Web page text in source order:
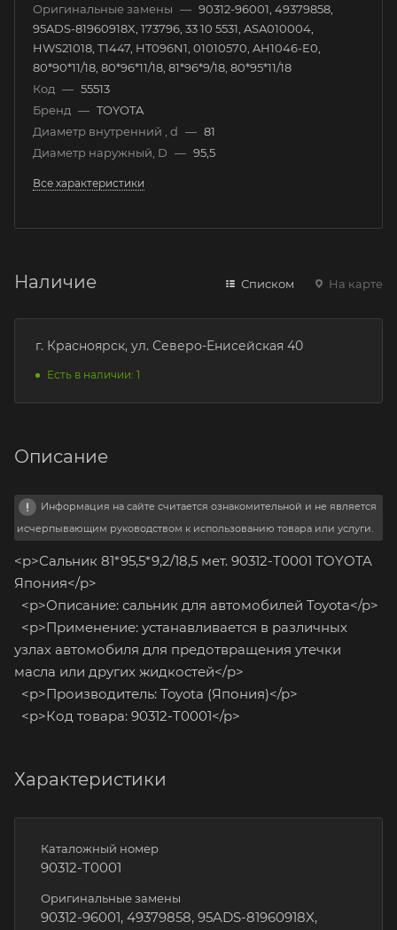
Оригинальные замены — 90312-96001, 49379858,
95ADS-81960918X, 173796, 33 10 5531, ASA010004,
HWS21018, T1447, HT096N1, 01010570, AH1046-E0,
80*90*11/18, 80*96*11/18, 81*96*9/18, 80*95*11/18
Код — 55513
Бренд — TOYOTA
Диаметр внутренний , d — 81
Диаметр наружный, D — 95,5
Все характеристики
Наличие Списком На карте
г. Красноярск, ул. Северо-Енисейская 40
Есть в наличии: 1
Описание
Информация на сайте считается ознакомительной и не является
исчерпывающим руководством к использованию товара или услуги.
<p>Сальник 81*95,5*9,2/18,5 мет. 90312-T0001 TOYOTA
Япония</p>
<p>Описание: сальник для автомобилей Toyota</p>
<p>Применение: устанавливается в различных
узлах автомобиля для предотвращения утечки
масла или других жидкостей</p>
<p>Производитель: Toyota (Япония)</p>
<p>Код товара: 90312-T0001</p>
Характеристики
Каталожный номер
90312-T0001
Оригинальные замены
90312-96001, 49379858, 95ADS-81960918X,